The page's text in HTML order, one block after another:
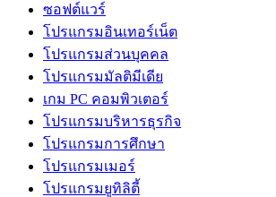
ซอฟต์แวร์
โปรแกรมอินเทอร์เน็ต
โปรแกรมส่วนบุคคล
โปรแกรมมัลติมีเดีย
เกม PC คอมพิวเตอร์
โปรแกรมบริหารธุรกิจ
โปรแกรมการศึกษา
โปรแกรมเมอร์
โปรแกรมยูทิลิตี้